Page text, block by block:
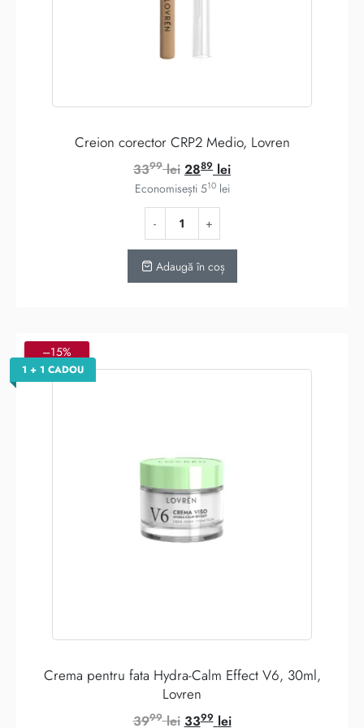
Creion corector CRP2 Medio, Lovren
3399 lei Prețul
inițial
a
fost:
3399 lei.
2889 leiPrețul
Economisești 510 lei
Adaugă în coș
–15%
1 + 1 CADOU
Crema pentru fata Hydra-Calm Effect V6, 30ml,
Lovren
3999 lei Prețul
3399 leiPrețul